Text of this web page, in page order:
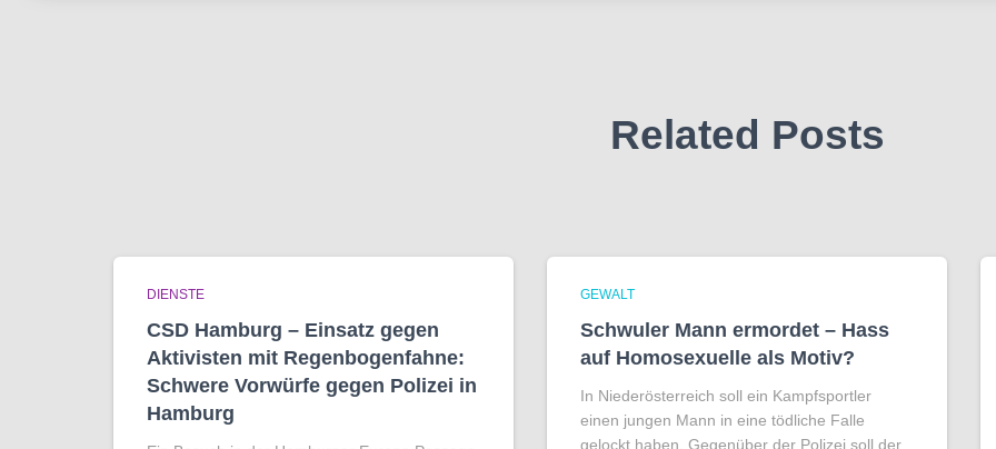
Related Posts
DIENSTE
CSD Hamburg – Einsatz gegen
Aktivisten mit Regenbogen­fahne:
Schwere Vorwürfe gegen Polizei in
Hamburg
GEWALT
Schwuler Mann ermordet – Hass
auf Homo­sexuelle als Motiv?
In Niederösterreich soll ein Kampfsportler
einen jungen Mann in eine tödliche Falle
gelockt haben. Gegenüber der Polizei soll der